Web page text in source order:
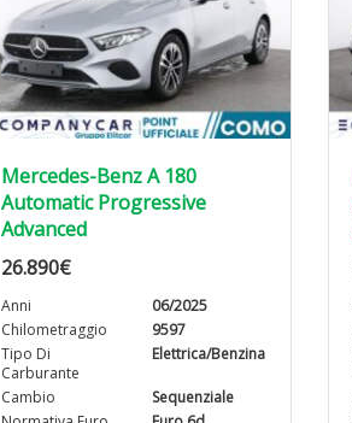
Mercedes-Benz A 180
Automatic Progressive
Advanced
26.890€
Anni
06/2025
Chilometraggio
9597
Tipo Di
Carburante
Elettrica/Benzina
Cambio
Sequenziale